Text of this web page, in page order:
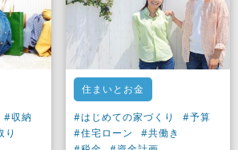
#収納
り
住まいとお金
#はじめての家づくり
#予算
#住宅ローン
#共働き